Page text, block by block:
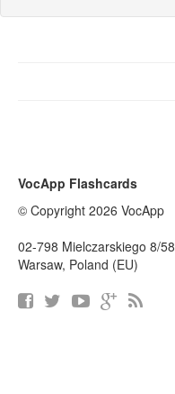
VocApp Flashcards
© Copyright 2026 VocApp
02-798 Mielczarskiego 8/58
Warsaw, Poland (EU)